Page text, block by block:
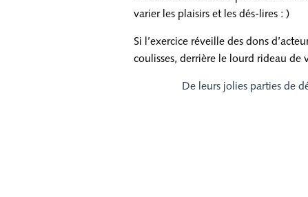
varier les plaisirs et les dés-lires : )
Si l’exercice réveille des dons
coulisses, derrière le lourd rideau de
De leurs jolies parties de